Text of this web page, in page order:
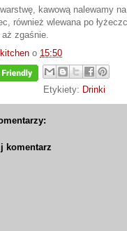
kawową nalewamy
również wlewana po
zgaśnie.
o 15:50
Etykiety: Drinki
komentarz